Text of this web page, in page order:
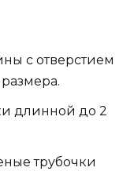
с отверстием
длинной до 2
трубочки